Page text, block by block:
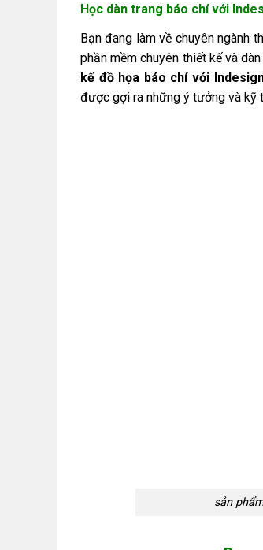
Học dàn trang báo chí với
Bạn đang làm về chuyên ngành
phần mềm chuyên thiết kế và
kế đồ họa báo chí với
được gợi ra những ý tưởng và kỹ
sản